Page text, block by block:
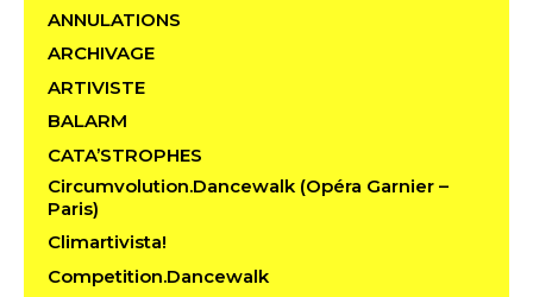
ANNULATIONS
ARCHIVAGE
ARTIVISTE
BALARM
CATA’STROPHES
Circumvolution.Dancewalk (Opéra Garnier –
Paris)
Climartivista!
Competition.Dancewalk